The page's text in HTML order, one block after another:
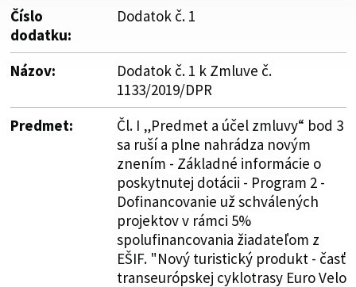
Číslo
dodatku:
Dodatok č. 1
Názov:
Dodatok č. 1 k Zmluve č.
1133/2019/DPR
Predmet:
Čl. I „Predmet a účel zmluvy“ bod 3
sa ruší a plne nahrádza novým
znením - Základné informácie o
poskytnutej dotácii - Program 2 -
Dofinancovanie už schválených
projektov v rámci 5%
spolufinancovania žiadateľom z
EŠIF. "Nový turistický produkt - časť
transeurópskej cyklotrasy Euro Velo